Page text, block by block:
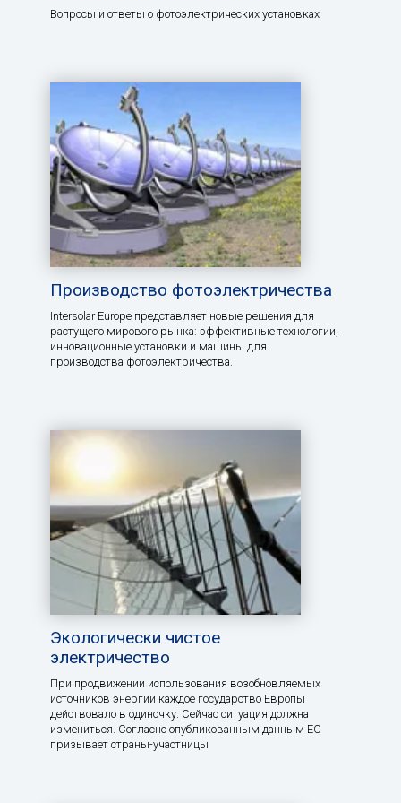
Вопросы и ответы о фотоэлектрических установках
Производство фотоэлектричества
Intersolar Europe представляет новые решения для
растущего мирового рынка: эффективные технологии,
инновационные установки и машины для
производства фотоэлектричества.
Экологически чистое
электричество
При продвижении использования возобновляемых
источников энергии каждое государство Европы
действовало в одиночку. Сейчас ситуация должна
измениться. Согласно опубликованным данным ЕС
призывает страны-участницы